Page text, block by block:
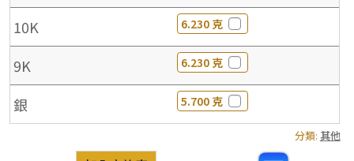
10K 6.230 克
9K 6.230 克
銀 5.700 克
分類: 其他